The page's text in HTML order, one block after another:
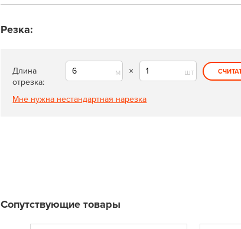
Резка:
Длина
отрезка:
м × шт
Мне нужна нестандартная нарезка
Сопутствующие товары